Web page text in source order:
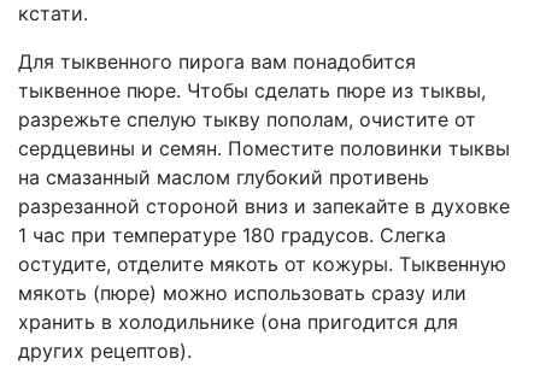
кстати.
Для тыквенного пирога вам понадобится
тыквенное пюре. Чтобы сделать пюре из тыквы,
разрежьте спелую тыкву пополам, очистите от
сердцевины и семян. Поместите половинки тыквы
на смазанный маслом глубокий противень
разрезанной стороной вниз и запекайте в духовке
1 час при температуре 180 градусов. Слегка
остудите, отделите мякоть от кожуры. Тыквенную
мякоть (пюре) можно использовать сразу или
хранить в холодильнике (она пригодится для
других рецептов).